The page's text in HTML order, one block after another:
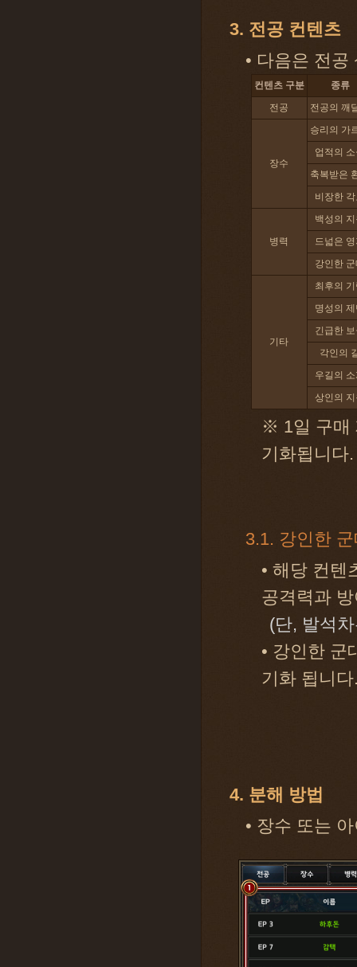
3. 전공 컨텐츠
• 다음은 전
컨텐츠 구분
종류
전공
전공의 깨
장수
승리의 가
업적의
축복받은
비장한
병력
백성의
드넓은
강인한
기타
최후의
명성의
긴급한
각인의
우길의
상인의
※ 1일 구매
기화됩니다.
3.1. 강인한
• 해당 컨텐
공격력과
(단, 발석
• 강인한 군
기화 됩니다
4. 분해 방법
• 장수 또는